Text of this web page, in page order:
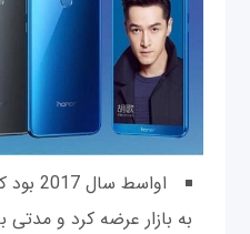
به بازار عرضه کرد و